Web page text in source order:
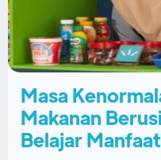
Masa
Makanan
Belajar